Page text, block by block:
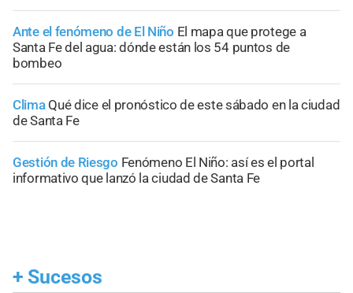
Ante el fenómeno de El Niño El mapa que protege a
Santa Fe del agua: dónde están los 54 puntos de
bombeo
Clima Qué dice el pronóstico de este sábado en la ciudad
de Santa Fe
Gestión de Riesgo Fenómeno El Niño: así es el portal
informativo que lanzó la ciudad de Santa Fe
+ Sucesos